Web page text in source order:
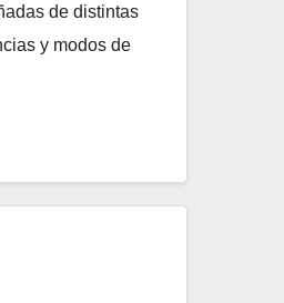
de distintas
y modos de